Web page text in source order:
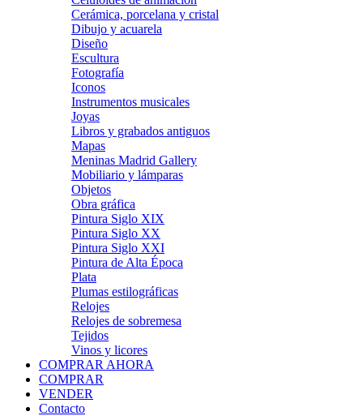
Cerámica, porcelana y cristal
Dibujo y acuarela
Diseño
Escultura
Fotografía
Iconos
Instrumentos musicales
Joyas
Libros y grabados antiguos
Mapas
Meninas Madrid Gallery
Mobiliario y lámparas
Objetos
Obra gráfica
Pintura Siglo XIX
Pintura Siglo XX
Pintura Siglo XXI
Pintura de Alta Época
Plata
Plumas estilográficas
Relojes
Relojes de sobremesa
Tejidos
Vinos y licores
COMPRAR AHORA
COMPRAR
VENDER
Contacto